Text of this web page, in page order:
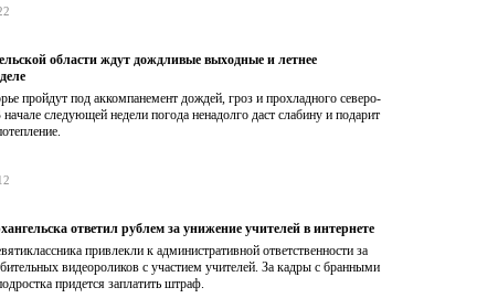
области ждут дождливые выходные и летнее
пройдут под аккомпанемент дождей, гроз и прохладного северо-
начале следующей недели погода ненадолго даст слабину и подарит
ответил рублем за унижение учителей в интернете
привлекли к административной ответственности за
видеороликов с участием учителей. За кадры с бранными
придется заплатить штраф.